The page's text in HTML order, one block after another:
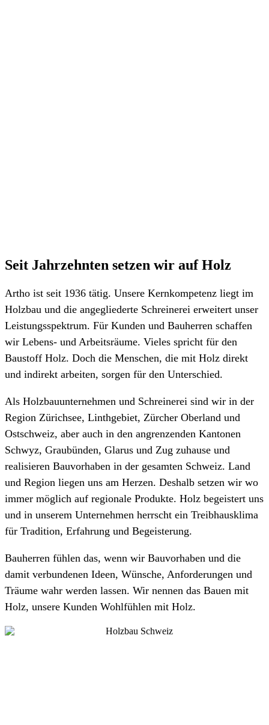
Seit Jahrzehnten setzen wir auf Holz
Artho ist seit 1936 tätig. Unsere Kernkompetenz liegt im
Holzbau und die angegliederte Schreinerei erweitert unser
Leistungsspektrum. Für Kunden und Bauherren schaffen
wir Lebens- und Arbeitsräume. Vieles spricht für den
Baustoff Holz. Doch die Menschen, die mit Holz direkt
und indirekt arbeiten, sorgen für den Unterschied.
Als Holzbauunternehmen und Schreinerei sind wir in der
Region Zürichsee, Linthgebiet, Zürcher Oberland und
Ostschweiz, aber auch in den angrenzenden Kantonen
Schwyz, Graubünden, Glarus und Zug zuhause und
realisieren Bauvorhaben in der gesamten Schweiz. Land
und Region liegen uns am Herzen. Deshalb setzen wir wo
immer möglich auf regionale Produkte. Holz begeistert uns
und in unserem Unternehmen herrscht ein Treibhausklima
für Tradition, Erfahrung und Begeisterung.
Bauherren fühlen das, wenn wir Bauvorhaben und die
damit verbundenen Ideen, Wünsche, Anforderungen und
Träume wahr werden lassen. Wir nennen das Bauen mit
Holz, unsere Kunden Wohlfühlen mit Holz.